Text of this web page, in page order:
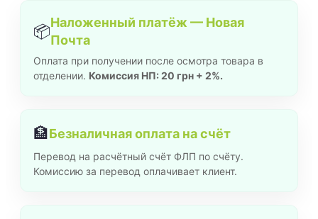
📦Наложенный платёж — Новая
Почта
Оплата при получении после осмотра товара в
отделении. Комиссия НП: 20 грн + 2%.
🏦Безналичная оплата на счёт
Перевод на расчётный счёт ФЛП по счёту.
Комиссию за перевод оплачивает клиент.